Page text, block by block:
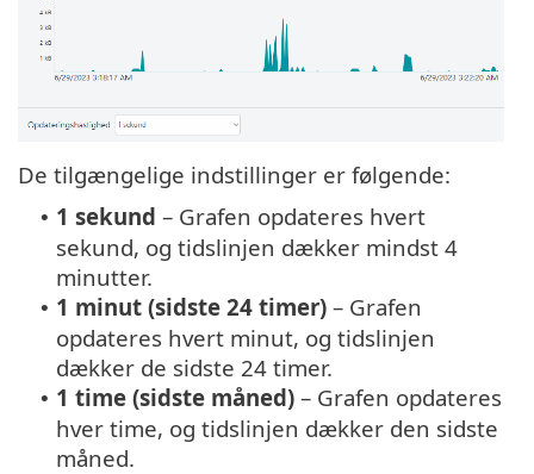
De tilgængelige indstillinger er følgende:
• 1 sekund – Grafen opdateres hvert
sekund, og tidslinjen dækker mindst 4
minutter.
• 1 minut (sidste 24 timer) – Grafen
opdateres hvert minut, og tidslinjen
dækker de sidste 24 timer.
• 1 time (sidste måned) – Grafen opdateres
hver time, og tidslinjen dækker den sidste
måned.